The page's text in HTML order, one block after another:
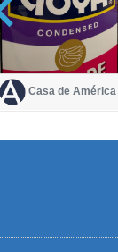
Casa de América